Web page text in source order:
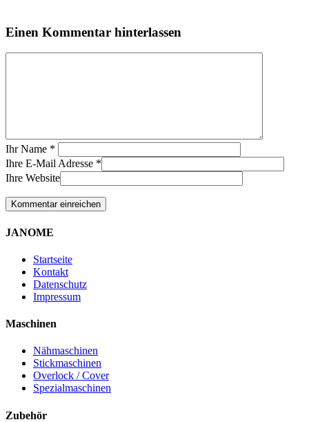
Einen Kommentar hinterlassen
Ihr Name *
Ihre E-Mail Adresse *
Ihre Website
JANOME
Startseite
Kontakt
Datenschutz
Impressum
Maschinen
Nähmaschinen
Stickmaschinen
Overlock / Cover
Spezialmaschinen
Zubehör